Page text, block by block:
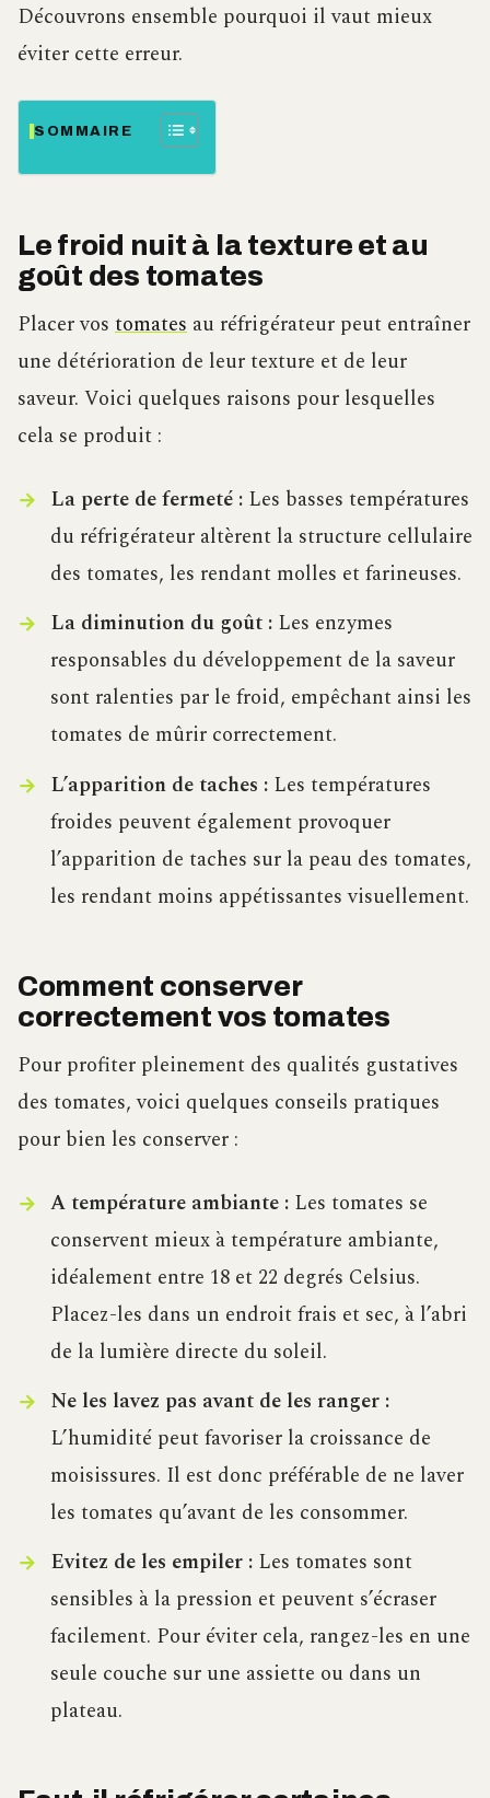
Découvrons ensemble pourquoi il vaut mieux
éviter cette erreur.
SOMMAIRE
Le froid nuit à la texture et au
goût des tomates
Placer vos tomates au réfrigérateur peut entraîner
une détérioration de leur texture et de leur
saveur. Voici quelques raisons pour lesquelles
cela se produit :
La perte de fermeté :Les basses températures
du réfrigérateur altèrent la structure cellulaire
des tomates, les rendant molles et farineuses.
La diminution du goût :Les enzymes
responsables du développement de la saveur
sont ralenties par le froid, empêchant ainsi les
tomates de mûrir correctement.
L’apparition de taches :Les températures
froides peuvent également provoquer
l’apparition de taches sur la peau des tomates,
les rendant moins appétissantes visuellement.
Comment conserver
correctement vos tomates
Pour profiter pleinement des qualités gustatives
des tomates, voici quelques conseils pratiques
pour bien les conserver :
A température ambiante :Les tomates se
conservent mieux à température ambiante,
idéalement entre 18 et 22 degrés Celsius.
Placez-les dans un endroit frais et sec, à l’abri
de la lumière directe du soleil.
Ne les lavez pas avant de les ranger :
L’humidité peut favoriser la croissance de
moisissures. Il est donc préférable de ne laver
les tomates qu’avant de les consommer.
Evitez de les empiler :Les tomates sont
sensibles à la pression et peuvent s’écraser
facilement. Pour éviter cela, rangez-les en une
seule couche sur une assiette ou dans un
plateau.